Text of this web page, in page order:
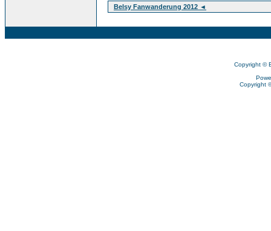
Belsy Fanwanderung 2012 ◄
Copyright ©
Copyright